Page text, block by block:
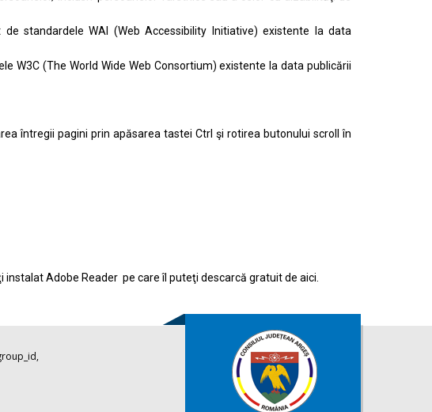
de standardeleWAI (Web Accessibility Initiative) existente la data
W3C (The World Wide Web Consortium) existente la data publicării
întregii pagini prin apăsarea tastei Ctrl şi rotirea butonului scroll în
Adobe Reader pe care îl puteţi descarcă gratuit de aici.